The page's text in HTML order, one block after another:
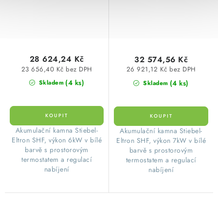
Skladem (4 ks)
23 656,40 Kč bez DPH
28 624,24 Kč
​ Akumulační kamna Stiebel-
Eltron SHF, výkon 6kW v bílé
barvě s prostorovým
termostatem a regulací
nabíjení
Skladem (4 ks)
26 921,12 Kč bez DPH
32 574,56 Kč
​ Akumulační kamna Stiebel-
Eltron SHF, výkon 7kW v bílé
barvě s prostorovým
termostatem a regulací
nabíjení